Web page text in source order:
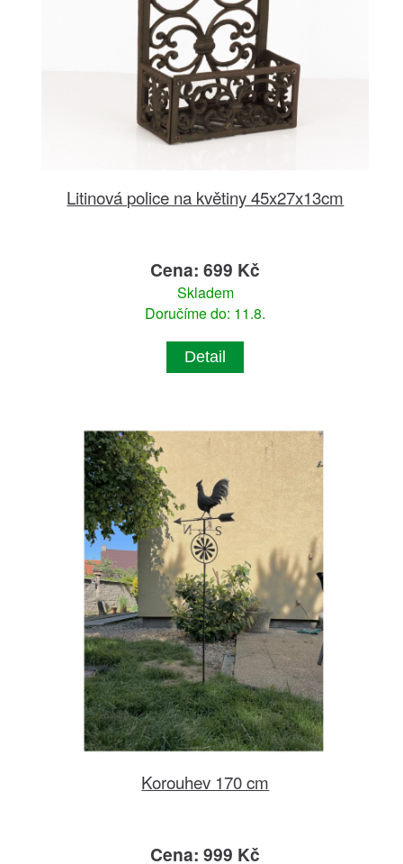
Litinová police na květiny 45x27x13cm
Cena: 699 Kč
Skladem
Doručíme do: 11.8.
Detail
Korouhev 170 cm
Cena: 999 Kč